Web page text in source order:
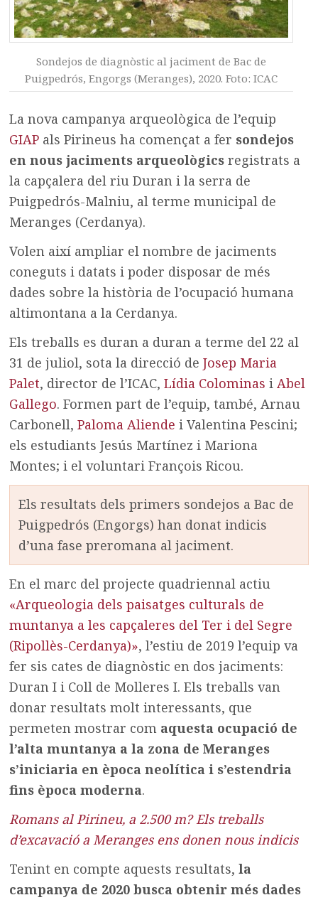
Sondejos de diagnòstic al jaciment de Bac de
Puigpedrós, Engorgs (Meranges), 2020. Foto: ICAC
La nova campanya arqueològica de l’equip
GIAP als Pirineus ha començat a fer sondejos
en nous jaciments arqueològics registrats a
la capçalera del riu Duran i la serra de
Puigpedrós-Malniu, al terme municipal de
Meranges (Cerdanya).
Volen així ampliar el nombre de jaciments
coneguts i datats i poder disposar de més
dades sobre la història de l’ocupació humana
altimontana a la Cerdanya.
Els treballs es duran a duran a terme del 22 al
31 de juliol, sota la direcció deJosep Maria
Palet, director de l’ICAC,Lídia Colominas i Abel
Gallego. Formen part de l’equip, també, Arnau
Carbonell,Paloma Aliende i Valentina Pescini;
els estudiants Jesús Martínez i Mariona
Montes; i el voluntari François Ricou.
Els resultats dels primers sondejos a Bac de
Puigpedrós (Engorgs) han donat indicis
d’una fase preromana al jaciment.
En el marc del projecte quadriennal actiu
«Arqueologia dels paisatges culturals de
muntanya a les capçaleres del Ter i del Segre
(Ripollès-Cerdanya)», l’estiu de 2019 l’equip va
fer sis cates de diagnòstic en dos jaciments:
Duran I i Coll de Molleres I. Els treballs van
donar resultats molt interessants, que
permeten mostrar com aquesta ocupació de
l’alta muntanya a la zona de Meranges
s’iniciaria en època neolítica i s’estendria
fins època moderna.
Romans al Pirineu, a 2.500 m? Els treballs
d’excavació a Meranges ens donen nous indicis
Tenint en compte aquests resultats,la
campanya de 2020 busca obtenir més dades